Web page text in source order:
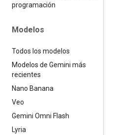
programación
Modelos
Todos los modelos
Modelos de Gemini más
recientes
Nano Banana
Veo
Gemini Omni Flash
Lyria